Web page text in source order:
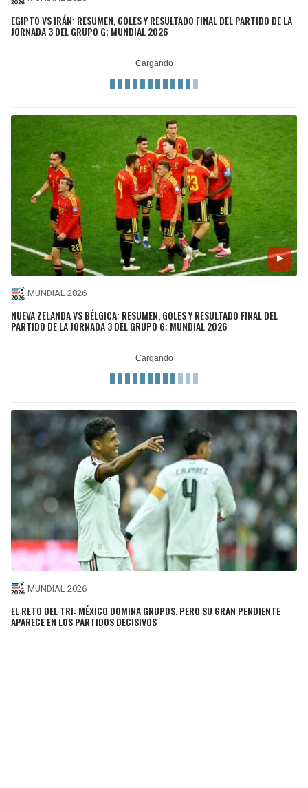
EGIPTO VS IRÁN: RESUMEN, GOLES Y RESULTADO FINAL DEL PARTIDO DE LA
JORNADA 3 DEL GRUPO G; MUNDIAL 2026
MUNDIAL 2026
NUEVA ZELANDA VS BÉLGICA: RESUMEN, GOLES Y RESULTADO FINAL DEL
PARTIDO DE LA JORNADA 3 DEL GRUPO G; MUNDIAL 2026
MUNDIAL 2026
EL RETO DEL TRI: MÉXICO DOMINA GRUPOS, PERO SU GRAN PENDIENTE
APARECE EN LOS PARTIDOS DECISIVOS